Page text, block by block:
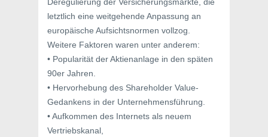
letztlich eine weitgehende Anpassung an
europäische Aufsichtsnormen vollzog.
Weitere Faktoren waren unter anderem:
• Popularität der Aktienanlage in den späten
90er Jahren.
• Hervorhebung des Shareholder Value-
Gedankens in der Unternehmensführung.
• Aufkommen des Internets als neuem
Vertriebskanal,